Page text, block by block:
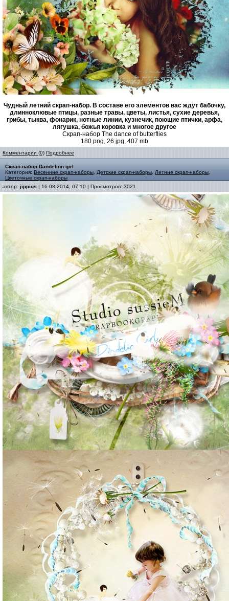
Чудный летний скрап-набор. В составе его элементов вас ждут бабочку,
длинноклювые птицы, разные травы, цветы, листья, сухие деревья,
грибы, тыква, фонарик, нотные линии, кузнечик, поющие птички, арфа,
лягушка, божья коровка и многое другое
Скрап-набор The dance of butterflies
180 png, 26 jpg, 407 mb
Комментарии (0) Подробнее
Скрап-набор Dandelion girl
Категория: Весенние скрап-наборы Детские скрап-наборы Летние скрап-наборы
Цветочные скрап-наборы
автор: jippius | 16-08-2014, 07:10 | Просмотров: 3021